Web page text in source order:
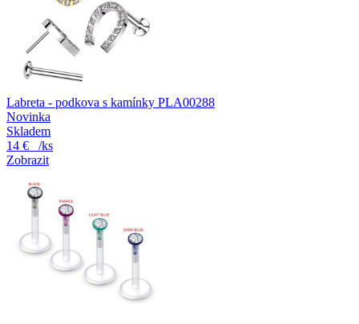
Labreta - podkova s kamínky PLA00288
Novinka
Skladem
14 €
/ks
Zobrazit